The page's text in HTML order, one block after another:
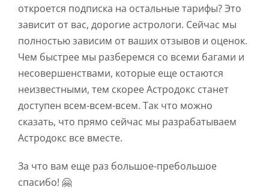
откроется подписка на остальные тарифы? Это
зависит от вас, дорогие астрологи. Сейчас мы
полностью зависим от ваших отзывов и оценок.
Чем быстрее мы разберемся со всеми багами и
несовершенствами, которые еще остаются
неизвестными, тем скорее Астродокс станет
доступен всем-всем-всем. Так что можно
сказать, что прямо сейчас мы разрабатываем
Астродокс все вместе.
За что вам еще раз большое-пребольшое
спасибо! 🤗